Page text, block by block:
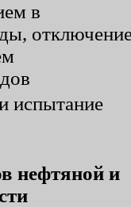
в
испытание
нефтяной и